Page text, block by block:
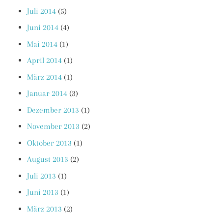
Juli 2014 (5)
Juni 2014 (4)
Mai 2014 (1)
April 2014 (1)
März 2014 (1)
Januar 2014 (3)
Dezember 2013 (1)
November 2013 (2)
Oktober 2013 (1)
August 2013 (2)
Juli 2013 (1)
Juni 2013 (1)
März 2013 (2)